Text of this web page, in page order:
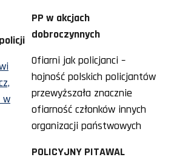
w
PP w akcjach
dobroczynnych
Ofiarni jak policjanci –
hojność polskich policjantów
przewyższała znacznie
ofiarność członków innych
organizacji państwowych
POLICYJNY PITAWAL